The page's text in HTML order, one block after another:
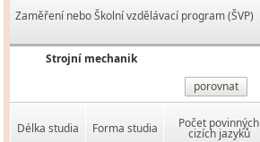
Zaměření nebo Školní vzdělávací program (ŠVP)
Strojní mechanik
porovnat
Délka studia Forma studia Počet povinných
cizích jazyků